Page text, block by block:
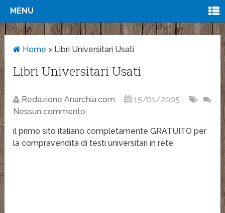
MENU
Home > Libri Universitari Usati
Libri Universitari Usati
Redazione Anarchia.com
15/01/2005
Nessun commento
il primo sito italiano completamente GRATUITO per
la compravendita di testi universitari in rete